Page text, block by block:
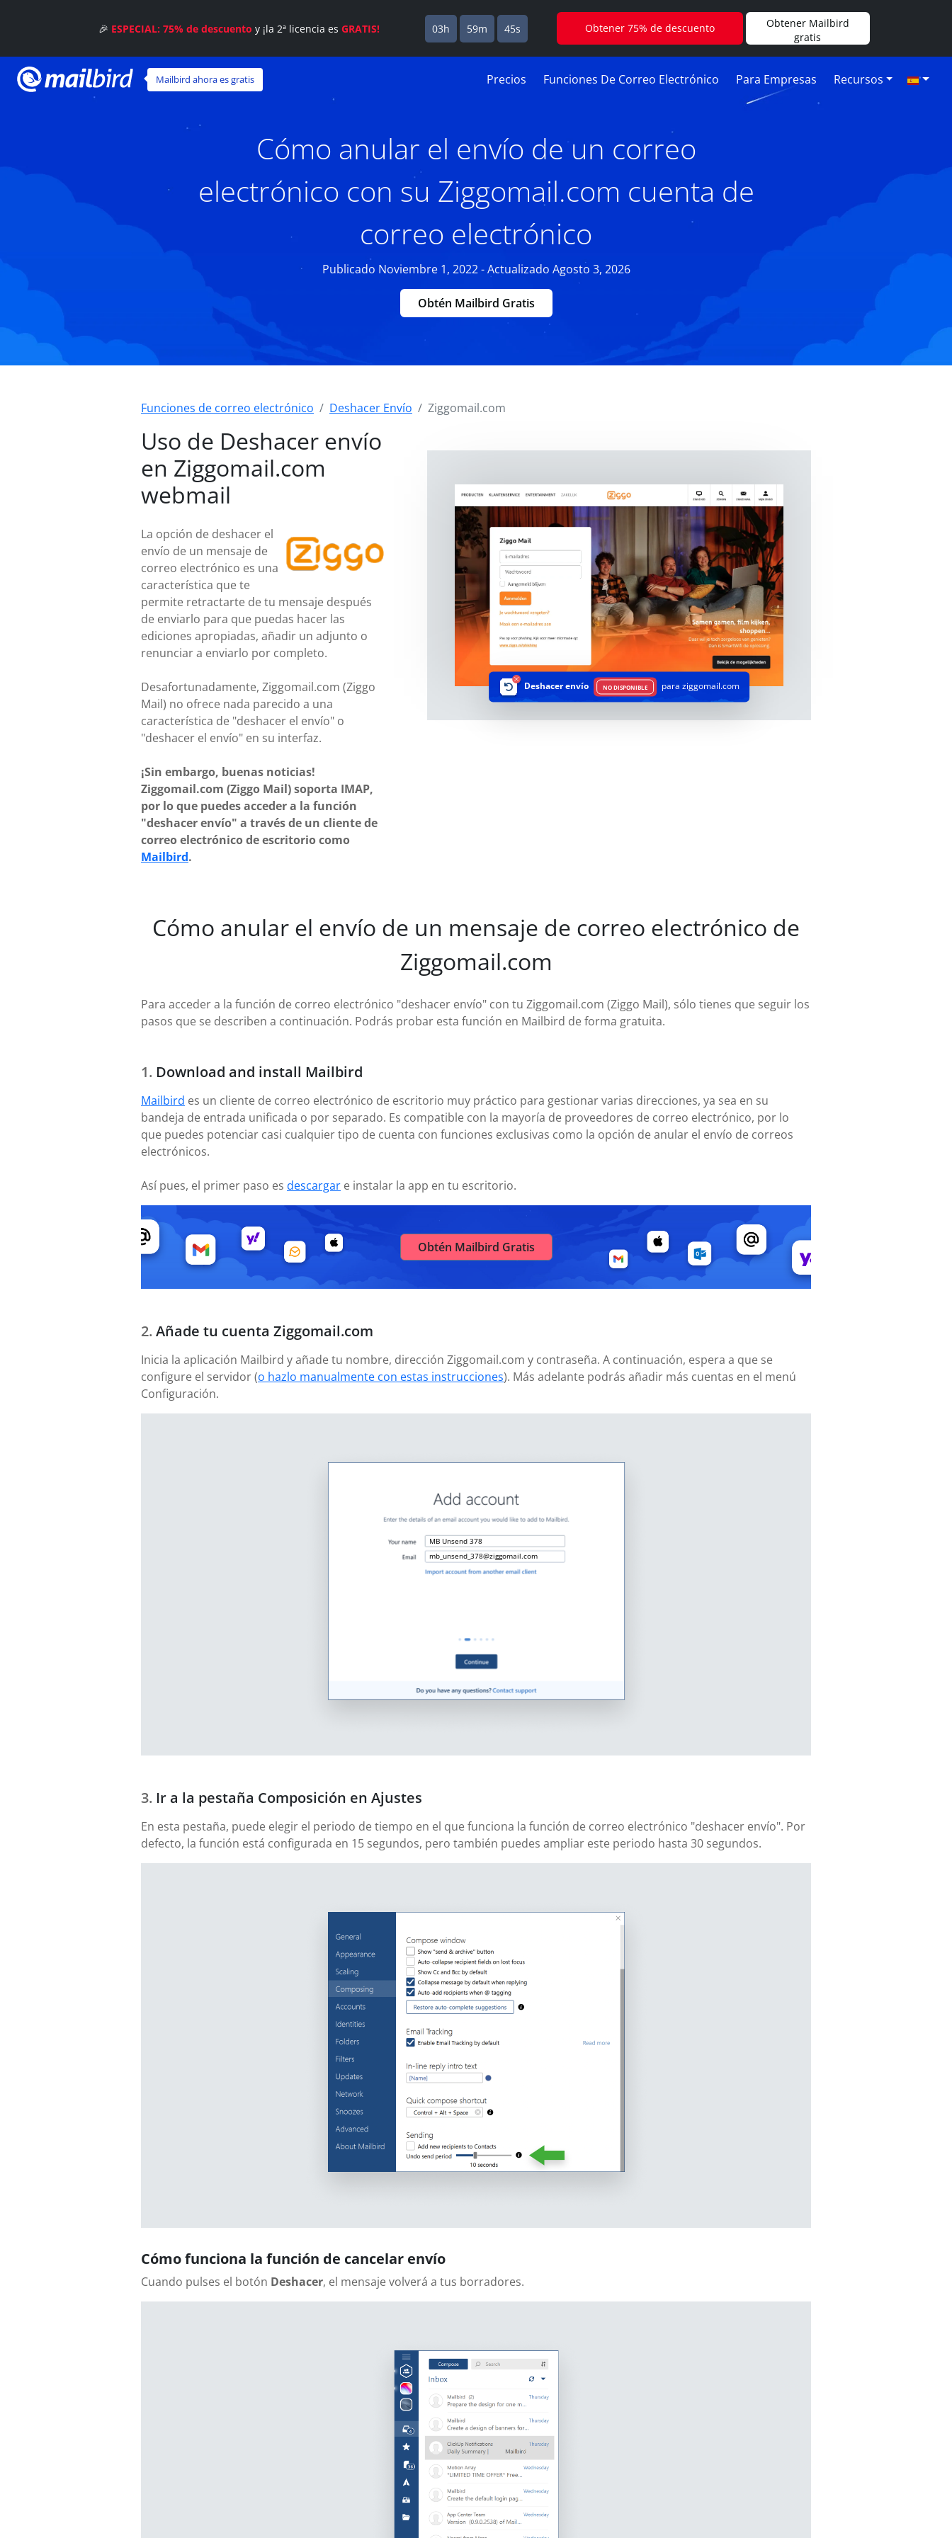
Mailbird ahora es gratis Precios Funciones De Correo Electrónico Para Empresas Recursos
Cómo anular el envío de un correo
electrónico con su Ziggomail.com cuenta de
correo electrónico
Publicado Noviembre 1, 2022 - Actualizado Agosto 3, 2026
Obtén Mailbird Gratis
Funciones de correo electrónico Deshacer Envío Ziggomail.com
Uso de Deshacer envío
en Ziggomail.com
webmail
La opción de deshacer el
envío de un mensaje de
correo electrónico es una
característica que te
permite retractarte de tu mensaje después
de enviarlo para que puedas hacer las
ediciones apropiadas, añadir un adjunto o
renunciar a enviarlo por completo.
Desafortunadamente, Ziggomail.com (Ziggo
Mail) no ofrece nada parecido a una
característica de "deshacer el envío" o
"deshacer el envío" en su interfaz.
¡Sin embargo, buenas noticias!
Ziggomail.com (Ziggo Mail) soporta IMAP,
por lo que puedes acceder a la función
"deshacer envío" a través de un cliente de
correo electrónico de escritorio como
Mailbird.
Deshacer envío NO DISPONIBLE para ziggomail.com
Cómo anular el envío de un mensaje de correo electrónico de
Ziggomail.com
Para acceder a la función de correo electrónico "deshacer envío" con tu Ziggomail.com (Ziggo Mail), sólo tienes que seguir los
pasos que se describen a continuación. Podrás probar esta función en Mailbird de forma gratuita.
Download and install Mailbird
Mailbird es un cliente de correo electrónico de escritorio muy práctico para gestionar varias direcciones, ya sea en su
bandeja de entrada unificada o por separado. Es compatible con la mayoría de proveedores de correo electrónico, por lo
que puedes potenciar casi cualquier tipo de cuenta con funciones exclusivas como la opción de anular el envío de correos
electrónicos.
Así pues, el primer paso es descargar e instalar la app en tu escritorio.
Obtén Mailbird Gratis
Añade tu cuenta Ziggomail.com
Inicia la aplicación Mailbird y añade tu nombre, dirección Ziggomail.com y contraseña. A continuación, espera a que se
configure el servidor (o hazlo manualmente con estas instrucciones). Más adelante podrás añadir más cuentas en el menú
Configuración.
MB Unsend 378
mb_unsend_378@ziggomail.com
Ir a la pestaña Composición en Ajustes
En esta pestaña, puede elegir el periodo de tiempo en el que funciona la función de correo electrónico "deshacer envío". Por
defecto, la función está configurada en 15 segundos, pero también puedes ampliar este periodo hasta 30 segundos.
Cómo funciona la función de cancelar envío
Cuando pulses el botón Deshacer, el mensaje volverá a tus borradores.
🎉 ESPECIAL: 75% de descuento y ¡la 2ª licencia es GRATIS! 03h 59m 44s Obtener 75% de descuento
Obtener Mailbird
gratis